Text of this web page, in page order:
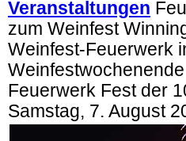
Veranstaltungen
zum Weinfest
Weinfest-Feuerwerk
Feuerwerk Fest der
Samstag, 7. August